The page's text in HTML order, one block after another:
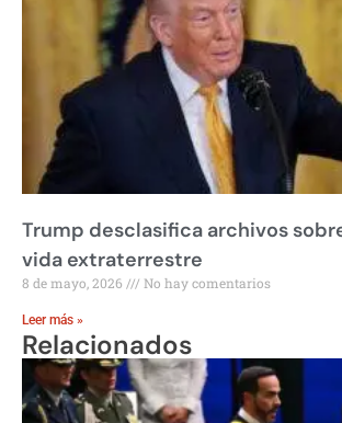
Trump desclasifica archivos
vida extraterrestre
8 de mayo, 2026 No hay comentarios
Leer más »
Relacionados